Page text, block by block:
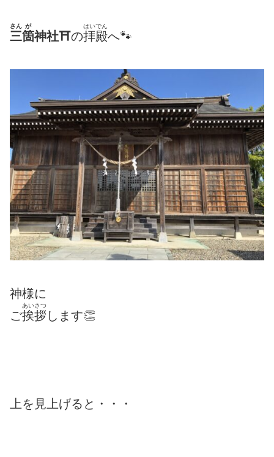
三
さん
箇
が
神社⛩の拝殿
はいでん
へ🐾
神様に
ご挨拶
あいさつ
します👏
上を見上げると・・・